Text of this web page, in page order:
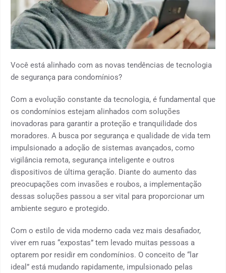
Você está alinhado com as novas tendências de tecnologia
de segurança para condomínios?
Com a evolução constante da tecnologia, é fundamental que
os condomínios estejam alinhados com soluções
inovadoras para garantir a proteção e tranquilidade dos
moradores. A busca por segurança e qualidade de vida tem
impulsionado a adoção de sistemas avançados, como
vigilância remota, segurança inteligente e outros
dispositivos de última geração. Diante do aumento das
preocupações com invasões e roubos, a implementação
dessas soluções passou a ser vital para proporcionar um
ambiente seguro e protegido.
Com o estilo de vida moderno cada vez mais desafiador,
viver em ruas “expostas” tem levado muitas pessoas a
optarem por residir em condomínios. O conceito de “lar
ideal” está mudando rapidamente, impulsionado pelas